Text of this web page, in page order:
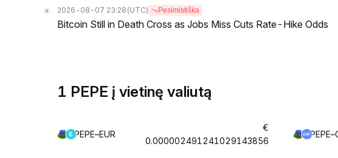
2026-08-07 23:28 (UTC) Pesimistiška
Bitcoin Still in Death Cross as Jobs Miss Cuts Rate-Hike Odds
1 PEPE į vietinę valiutą
PEPE–EUR
€
0.000002491241029143856